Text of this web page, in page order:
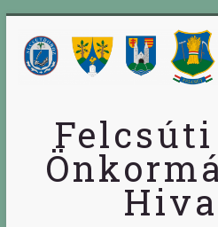
Felcsúti